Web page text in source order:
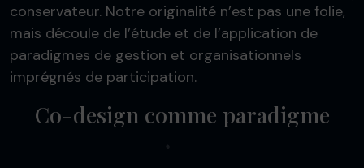
conservateur. Notre originalité n’est pas une folie,
mais découle de l’étude et de l’application de
paradigmes de gestion et organisationnels
imprégnés de participation.
Co-design comme paradigme